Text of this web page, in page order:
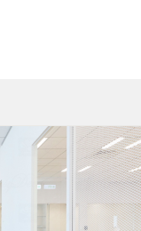
色貼紙，打造輕鬆活
現代混搭商空設計】跳躍